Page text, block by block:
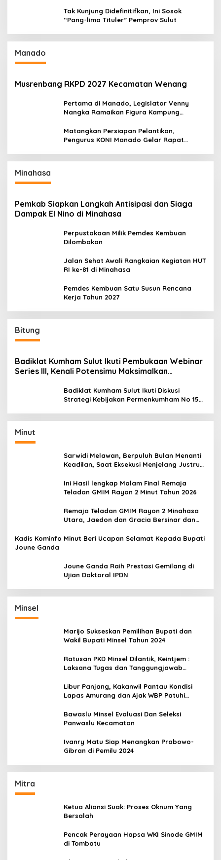
Tak Kunjung Didefinitifkan, Ini Sosok
“Pang-lima Tituler” Pemprov Sulut
Manado
Musrenbang RKPD 2027 Kecamatan Wenang
Pertama di Manado, Legislator Venny
Nangka Ramaikan Figura Kampung
Matangkan Persiapan Pelantikan,
Pengurus KONI Manado Gelar Rapat
Minahasa
Pemkab Siapkan Langkah Antisipasi dan Siaga
Dampak El Nino di Minahasa
Perpustakaan Milik Pemdes Kembuan
Dilombakan
Jalan Sehat Awali Rangkaian Kegiatan HUT
RI ke-81 di Minahasa
Pemdes Kembuan Satu Susun Rencana
Kerja Tahun 2027
Bitung
Badiklat Kumham Sulut Ikuti Pembukaan Webinar
Series III, Kenali Potensimu Maksimalkan
Badiklat Kumham Sulut Ikuti Diskusi
Strategi Kebijakan Permenkumham No 15
Minut
Sarwidi Melawan, Berpuluh Bulan Menanti
Keadilan, Saat Eksekusi Menjelang Justru
Ini Hasil lengkap Malam Final Remaja
Teladan GMIM Rayon 2 Minut Tahun 2026
Remaja Teladan GMIM Rayon 2 Minahasa
Utara, Jaedon dan Gracia Bersinar dan
Kadis Kominfo Minut Beri Ucapan Selamat Kepada Bupati
Joune Ganda
Joune Ganda Raih Prestasi Gemilang di
Ujian Doktoral IPDN
Minsel
Marijo Sukseskan Pemilihan Bupati dan
Wakil Bupati Minsel Tahun 2024
Ratusan PKD Minsel Dilantik, Keintjem :
Laksana Tugas dan Tanggungjawab
Libur Panjang, Kakanwil Pantau Kondisi
Lapas Amurang dan Ajak WBP Patuhi
Bawaslu Minsel Evaluasi Dan Seleksi
Panwaslu Kecamatan
Ivanry Matu Siap Menangkan Prabowo-
Gibran di Pemilu 2024
Mitra
Ketua Aliansi Suak: Proses Oknum Yang
Bersalah
Pencak Perayaan Hapsa WKI Sinode GMIM
di Tombatu